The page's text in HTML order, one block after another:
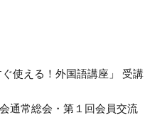
使える！外国語講座」 受講
通常総会・第１回会員交流